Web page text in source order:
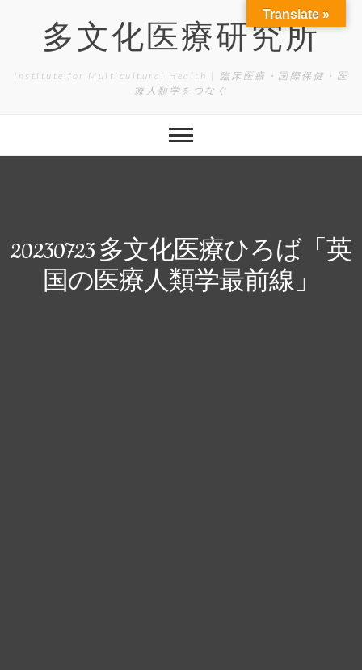
content多文化医療研究所
Institute for Multicultural Health | 臨床医療・国際保健・医
療人類学をつなぐ
20230723 多文化医療ひろば「英
国の医療人類学最前線」
Translate »